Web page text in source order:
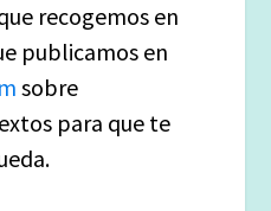
recogemos en
publicamos en
sobre
para que te